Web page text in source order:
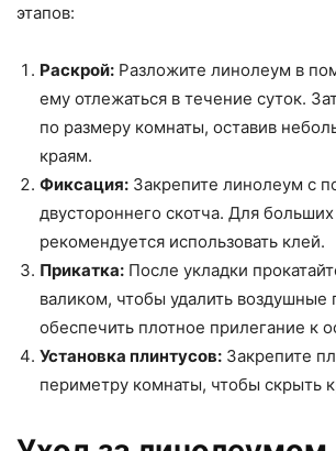
этапов:
Раскрой: Разложите линолеум в
ему отлежаться в течение суток.
по размеру комнаты, оставив
краям.
Фиксация: Закрепите линолеум с
двустороннего скотча. Для
рекомендуется использовать клей.
Прикатка: После укладки
валиком, чтобы удалить воздушные
обеспечить плотное прилегание к
Установка плинтусов: Закрепите
периметру комнаты, чтобы скрыть